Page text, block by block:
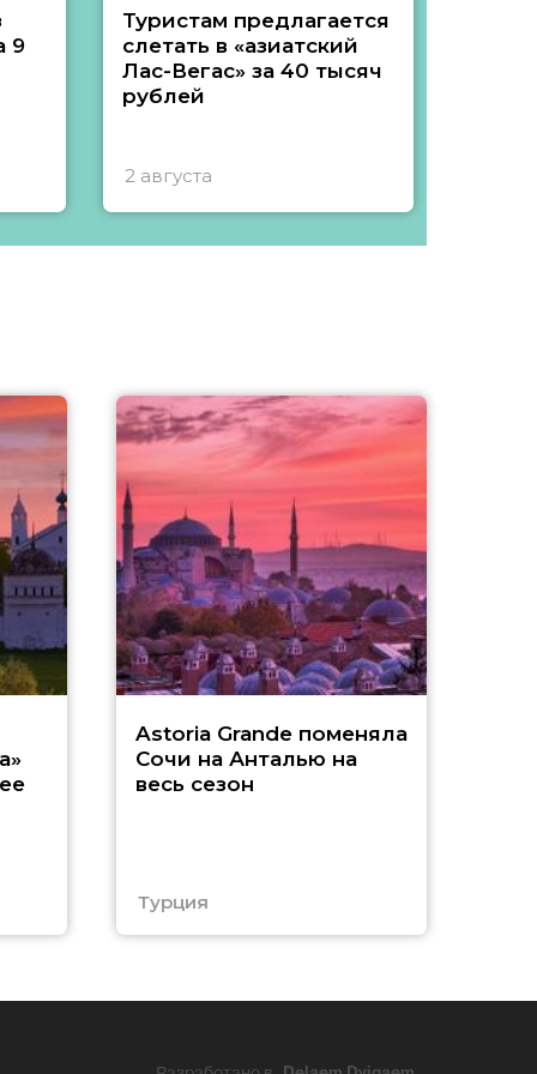
9
Туристам предлагается
слетать в «азиатский
Лас-Вегас» за 40 тысяч
рублей
2 августа
Astoria Grande поменяла
Сочи на Анталью на
весь сезон
Турция